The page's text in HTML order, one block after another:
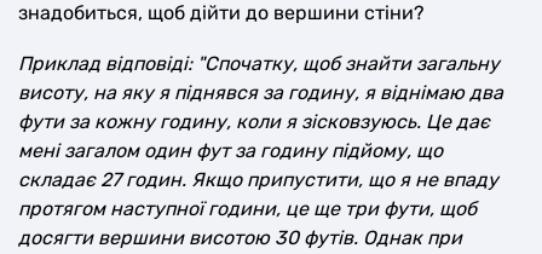
знадобиться, щоб дійти до вершини стіни?
Приклад відповіді: "Спочатку, щоб знайти загальну
висоту, на яку я піднявся за годину, я віднімаю два
фути за кожну годину, коли я зісковзуюсь. Це дає
мені загалом один фут за годину підйому, що
складає 27 годин. Якщо припустити, що я не впаду
протягом наступної години, це ще три фути, щоб
досягти вершини висотою 30 футів. Однак при